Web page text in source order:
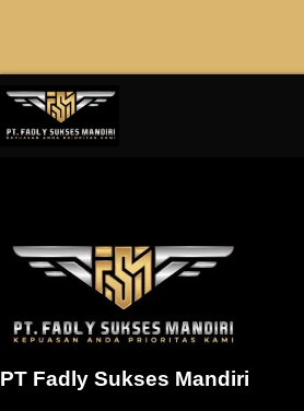
PT Fadly Sukses Mandiri